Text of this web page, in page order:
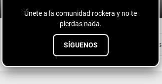
Únete a la comunidad rockera y no te
pierdas nada.
SÍGUENOS Entradas antiguas